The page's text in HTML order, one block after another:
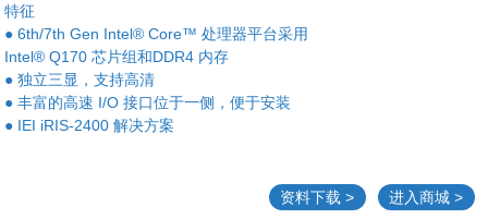
Processor
特征
● 6th/7th Gen Intel® Core™ 处理器平台采用
Intel® Q170 芯片组和DDR4 内存
● 独立三显，支持高清
● 丰富的高速 I/O 接口位于一侧，便于安装
● IEI iRIS-2400 解决方案
资料下载 > 进入商城 >